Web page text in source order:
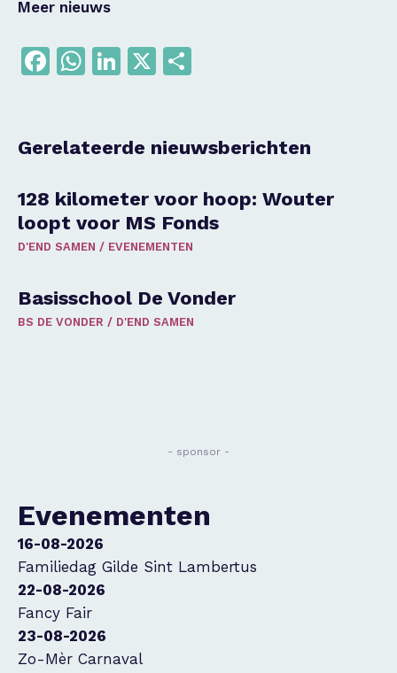
Meer nieuws
Facebook
WhatsApp
LinkedIn
X
Gerelateerde nieuwsberichten
128 kilometer voor hoop: Wouter
loopt voor MS Fonds
D'END SAMEN / EVENEMENTEN
Basisschool De Vonder
BS DE VONDER / D'END SAMEN
- sponsor -
Evenementen
16-08-2026
Familiedag Gilde Sint Lambertus
22-08-2026
Fancy Fair
23-08-2026
Zo-Mèr Carnaval